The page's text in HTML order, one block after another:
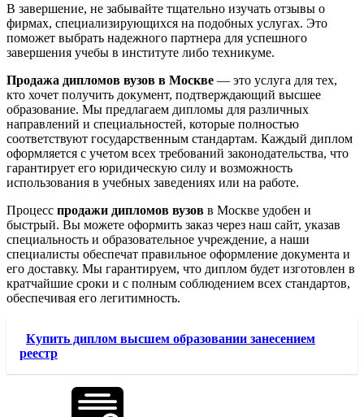
В завершение, не забывайте тщательно изучать отзывы о
фирмах, специализирующихся на подобных услугах. Это
поможет выбрать надежного партнера для успешного
завершения учебы в институте либо техникуме.
Продажа дипломов вузов в Москве — это услуга для тех,
кто хочет получить документ, подтверждающий высшее
образование. Мы предлагаем дипломы для различных
направлений и специальностей, которые полностью
соответствуют государственным стандартам. Каждый диплом
оформляется с учетом всех требований законодательства, что
гарантирует его юридическую силу и возможность
использования в учебных заведениях или на работе.
Процесс продажи дипломов вузов в Москве удобен и
быстрый. Вы можете оформить заказ через наш сайт, указав
специальность и образовательное учреждение, а наши
специалисты обеспечат правильное оформление документа и
его доставку. Мы гарантируем, что диплом будет изготовлен в
кратчайшие сроки и с полным соблюдением всех стандартов,
обеспечивая его легитимность.
Купить диплом высшем образовании занесением
реестр